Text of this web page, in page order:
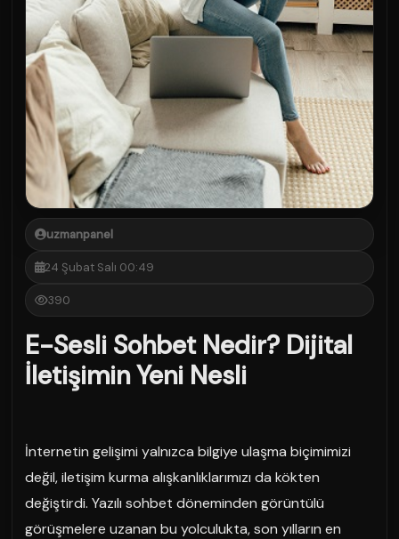
uzmanpanel
24 Şubat Salı 00:49
390
E-Sesli Sohbet Nedir? Dijital
İletişimin Yeni Nesli
İnternetin gelişimi yalnızca bilgiye ulaşma biçimimizi
değil, iletişim kurma alışkanlıklarımızı da kökten
değiştirdi. Yazılı sohbet döneminden görüntülü
görüşmelere uzanan bu yolculukta, son yılların en